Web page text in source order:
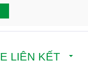
LIÊN KẾT